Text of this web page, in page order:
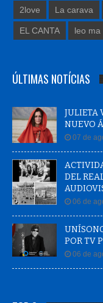
2love La carava
EL CANTA leo ma
ÚLTIMAS NOTÍCIAS
JULIETA
NUEVO
07 de
DEL
06 de
POR TV
06 de